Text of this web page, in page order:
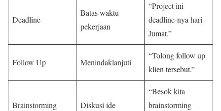
Deadline
Batas waktu
pekerjaan
“Project ini
deadline-nya hari
Jumat.”
Follow Up Menindaklanjuti
“Tolong follow up
klien tersebut.”
Brainstorming Diskusi ide
“Besok kita
brainstorming